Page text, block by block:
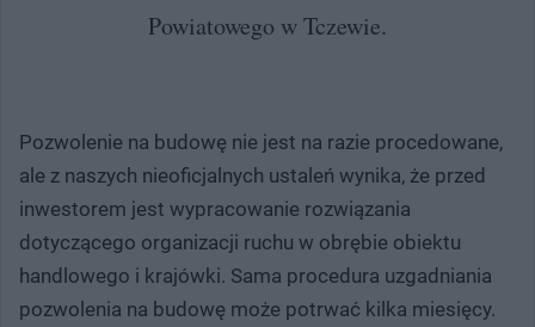
Powiatowego w Tczewie.
Pozwolenie na budowę nie jest na razie procedowane,
ale z naszych nieoficjalnych ustaleń wynika, że przed
inwestorem jest wypracowanie rozwiązania
dotyczącego organizacji ruchu w obrębie obiektu
handlowego i krajówki. Sama procedura uzgadniania
pozwolenia na budowę może potrwać kilka miesięcy.